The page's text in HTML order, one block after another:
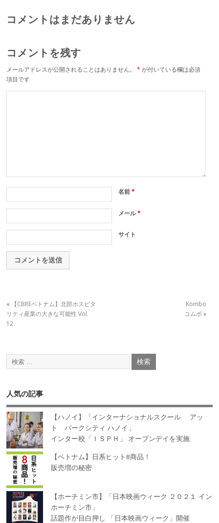
コメントはまだありません
コメントを残す
メールアドレスが公開されることはありません。 * が付いている欄は必須
項目です
名前*
メール*
サイト
«
【CBREベトナム】北部ホスピタ
リティ産業の大きな可能性 Vol.
12
Kombo
コムボ »
人気の記事
【ハノイ】「インターナショナルスクール アッ
ト パークシティ ハノイ」
インター校「ＩＳＰＨ」 オープンデイを実施
【ベトナム】日系ヒット8商品！
販売増の秘密
【ホーチミン市】「日本映画ウィーク ２０２１ イン
ホーチミン市」
話題作が目白押し 「日本映画ウィーク」開催